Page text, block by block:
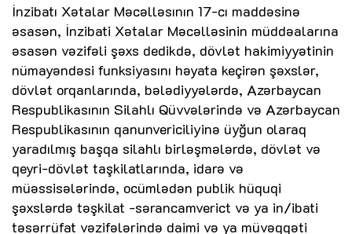
İnzibatı Xətalar Məcəlləsının 17-cı maddəsinə
əsasən, İnzibati Xətalar Məcəlləsinin müddəalarına
əsasən vəzifəli şəxs dedikdə, dövlət hakimiyyətinin
nümayəndəsi funksiyasını həyata keçirən şəxslər,
dövlət orqanlarında, bələdiyyələrdə, Azərbaycan
Respublikasının Silahlı Qüvvələrində və Azərbaycan
Respublikasının qanunvericiliyinə üyğun olaraq
yaradılmış başqa silahlı birləşmələrdə, dövlət və
qeyri-dövlət taşkilatlarında, idarə və
müəssisələrində, ocümlədən publik hüquqi
şəxslərdə təşkilat -sərancamverict və ya in/ibati
təsərrüfat vəzifələrində daimi və ya müvəqqəti